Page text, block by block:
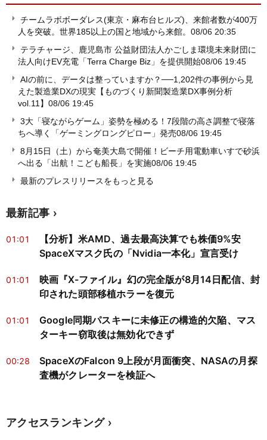
チームラボボーダレス(東京・麻布台ヒルズ)、来館者数が400万
人を突破。世界185以上の国と地域から来館。 08/06 20:35
テラチャージ、鹿児島市 公益財団法人かごしま環境未来財団に
法人向けEV充電「Terra Charge Biz」を提供開始08/06 19:45
AIの前に、データは整っていますか？──1,202件の事例から見
えた製造業DXの現実【ものづくり新聞製造業DX事例分析
vol.11】 08/06 19:45
3大「寝ながらゲーム」姿勢を極める！7段階の高さ調整で寝落
ちへ導く「ゲーミングロングピロー」発売08/06 19:45
8月15日（土）から奄美大島で開催！ビーチ用電動車いすで砂浜
へ出る「出航！こども船長」を実施08/06 19:45
最新のプレスリリースをもっと見る
最新記事
01:01
【分析】米AMD、過去最高決算でも株価9%安
SpaceXマスク氏の「Nvidia一本化」宣言受け
01:01
映画『X-ファイル』幻の完全版が8月14日配信、封
印された頭部移植ホラーを復元
01:01
Google同期パスキーに未修正の構造的欠陥、マス
ターキー窃取後は無効化できず
00:28
SpaceXのFalcon 9上段が月面衝突、NASAの月探
査機がクレーターを検証へ
アクセスランキング